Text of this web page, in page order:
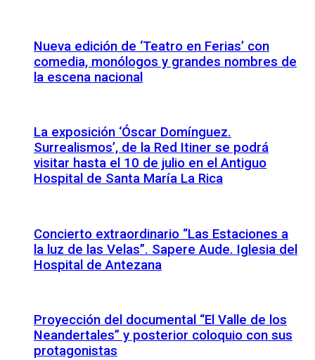
Nueva edición de ‘Teatro en Ferias’ con
comedia, monólogos y grandes nombres de
la escena nacional
La exposición ‘Óscar Domínguez.
Surrealismos’, de la Red Itiner se podrá
visitar hasta el 10 de julio en el Antiguo
Hospital de Santa María La Rica
Concierto extraordinario “Las Estaciones a
la luz de las Velas”. Sapere Aude. Iglesia del
Hospital de Antezana
Proyección del documental “El Valle de los
Neandertales” y posterior coloquio con sus
protagonistas